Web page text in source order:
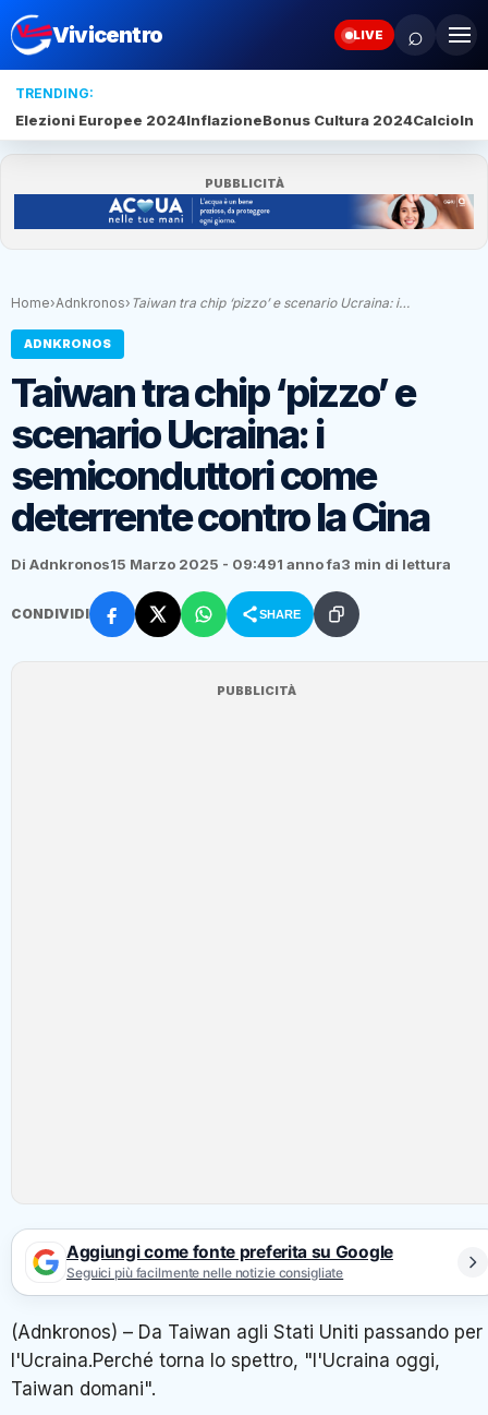
Vivicentro LIVE ⌕
TRENDING:
Elezioni Europee 2024InflazioneBonus Cultura 2024Calcio
PUBBLICITÀ
Home›Adnkronos› Taiwan tra chip ‘pizzo’ e scenario Ucraina: i…
ADNKRONOS
Taiwan tra chip ‘pizzo’ e
scenario Ucraina: i
semiconduttori come
deterrente contro la Cina
Di Adnkronos15 Marzo 2025 - 09:491 anno fa3 min di lettura
CONDIVIDI SHARE
PUBBLICITÀ
Aggiungi come fonte preferita su Google
Seguici più facilmente nelle notizie consigliate
(Adnkronos) – Da Taiwan agli Stati Uniti passando per
l'Ucraina.Perché torna lo spettro, "l'Ucraina oggi,
Taiwan domani".